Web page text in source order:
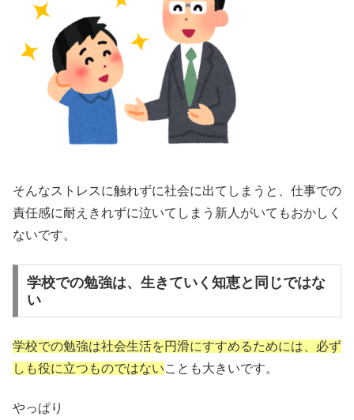
そんなストレスに触れずに社会に出てしまうと、仕事での
責任感に耐えきれずに泣いてしまう新人がいてもおかしく
ないです。
学校での勉強は、生きていく知恵と同じではな
い
学校での勉強は社会生活を円滑にすすめるためには、必ず
しも役に立つものではないことも大きいです。
やっぱり